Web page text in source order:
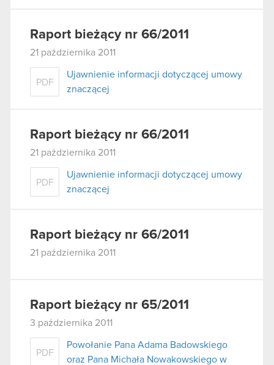
Raport bieżący nr 66/2011
21 października 2011
PDF
Ujawnienie informacji dotyczącej umowy
znaczącej
Raport bieżący nr 66/2011
21 października 2011
PDF
Ujawnienie informacji dotyczącej umowy
znaczącej
Raport bieżący nr 66/2011
21 października 2011
Raport bieżący nr 65/2011
3 października 2011
PDF
Powołanie Pana Adama Badowskiego
oraz Pana Michała Nowakowskiego w